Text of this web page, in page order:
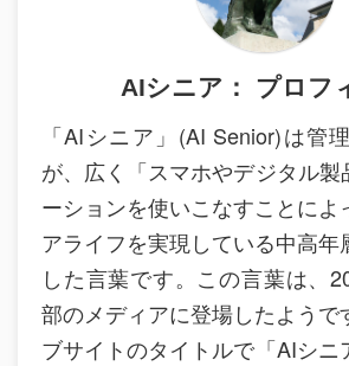
AIシニア： プロフ
「AIシニア」(AI Senior)は管
が、広く「スマホやデジタル製
ーションを使いこなすことによ
アライフを実現している中高年
した言葉です。この言葉は、
部のメディアに登場したようで
ブサイトのタイトルで「AIシニ